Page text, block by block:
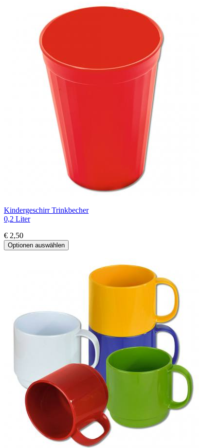
Kindergeschirr Trinkbecher
0,2 Liter
€ 2,50